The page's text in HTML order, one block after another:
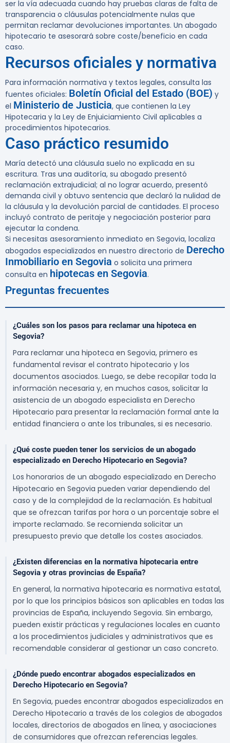
ser la vía adecuada cuando hay pruebas claras de falta de
transparencia o cláusulas potencialmente nulas que
permitan reclamar devoluciones importantes. Un abogado
hipotecario te asesorará sobre coste/beneficio en cada
caso.
Recursos oficiales y normativa
Para información normativa y textos legales, consulta las
fuentes oficiales: Boletín Oficial del Estado (BOE) y
el Ministerio de Justicia, que contienen la Ley
Hipotecaria y la Ley de Enjuiciamiento Civil aplicables a
procedimientos hipotecarios.
Caso práctico resumido
María detectó una cláusula suelo no explicada en su
escritura. Tras una auditoría, su abogado presentó
reclamación extrajudicial; al no lograr acuerdo, presentó
demanda civil y obtuvo sentencia que declaró la nulidad de
la cláusula y la devolución parcial de cantidades. El proceso
incluyó contrato de peritaje y negociación posterior para
ejecutar la condena.
Si necesitas asesoramiento inmediato en Segovia, localiza
abogados especializados en nuestro directorio de Derecho
Inmobiliario en Segovia o solicita una primera
consulta en hipotecas en Segovia.
Preguntas frecuentes
¿Cuáles son los pasos para reclamar una hipoteca en
Segovia?
Para reclamar una hipoteca en Segovia, primero es
fundamental revisar el contrato hipotecario y los
documentos asociados. Luego, se debe recopilar toda la
información necesaria y, en muchos casos, solicitar la
asistencia de un abogado especialista en Derecho
Hipotecario para presentar la reclamación formal ante la
entidad financiera o ante los tribunales, si es necesario.
¿Qué coste pueden tener los servicios de un abogado
especializado en Derecho Hipotecario en Segovia?
Los honorarios de un abogado especializado en Derecho
Hipotecario en Segovia pueden variar dependiendo del
caso y de la complejidad de la reclamación. Es habitual
que se ofrezcan tarifas por hora o un porcentaje sobre el
importe reclamado. Se recomienda solicitar un
presupuesto previo que detalle los costes asociados.
¿Existen diferencias en la normativa hipotecaria entre
Segovia y otras provincias de España?
En general, la normativa hipotecaria es normativa estatal,
por lo que los principios básicos son aplicables en todas las
provincias de España, incluyendo Segovia. Sin embargo,
pueden existir prácticas y regulaciones locales en cuanto
a los procedimientos judiciales y administrativos que es
recomendable considerar al gestionar un caso concreto.
¿Dónde puedo encontrar abogados especializados en
Derecho Hipotecario en Segovia?
En Segovia, puedes encontrar abogados especializados en
Derecho Hipotecario a través de los colegios de abogados
locales, directorios de abogados en línea, y asociaciones
de consumidores que ofrezcan referencias legales.